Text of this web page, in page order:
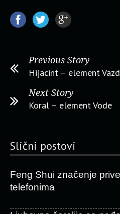
Previous Story
Hijacint – element
Next Story
Koral – element Vode
Slični postovi
Feng Shui značenje
telefonima